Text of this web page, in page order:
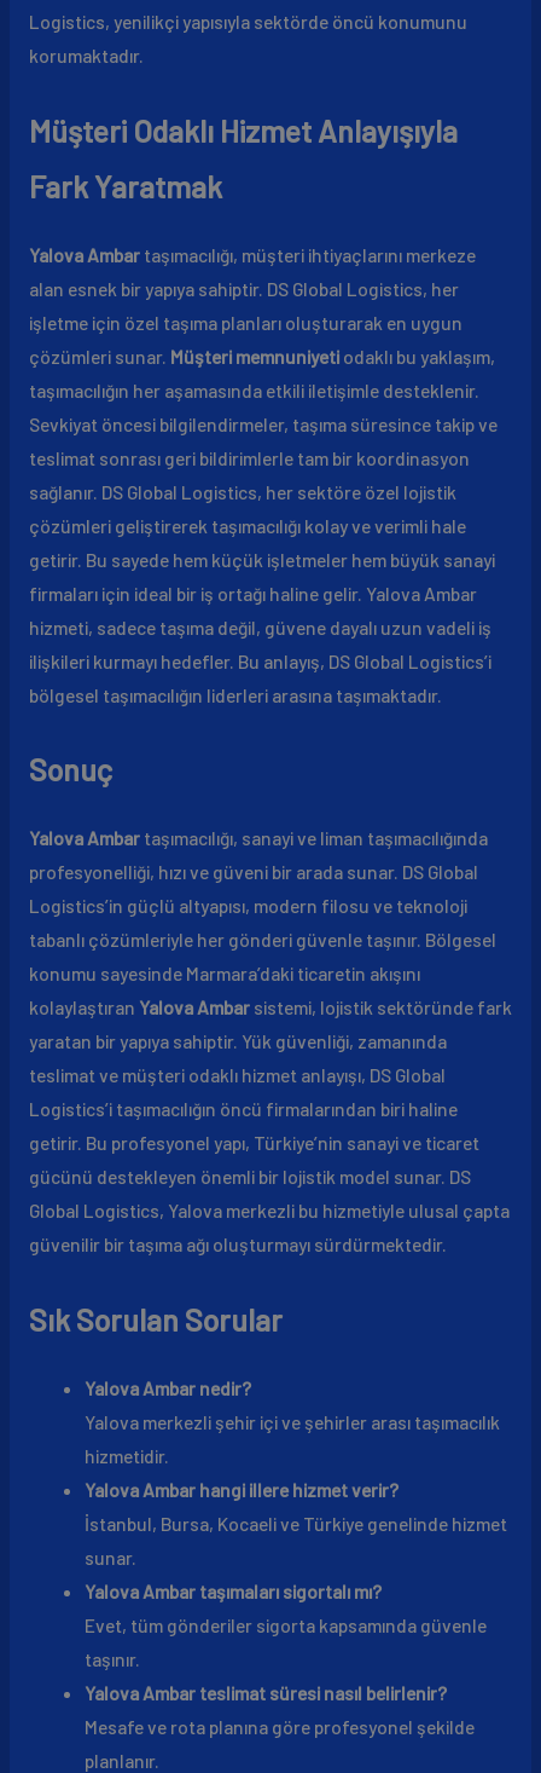
Logistics, yenilikçi yapısıyla sektörde öncü konumunu
korumaktadır.
Müşteri Odaklı Hizmet Anlayışıyla
Fark Yaratmak
Yalova Ambartaşımacılığı, müşteri ihtiyaçlarını merkeze
alan esnek bir yapıya sahiptir. DS Global Logistics, her
işletme için özel taşıma planları oluşturarak en uygun
çözümleri sunar. Müşteri memnuniyetiodaklı bu yaklaşım,
taşımacılığın her aşamasında etkili iletişimle desteklenir.
Sevkiyat öncesi bilgilendirmeler, taşıma süresince takip ve
teslimat sonrası geri bildirimlerle tam bir koordinasyon
sağlanır. DS Global Logistics, her sektöre özel lojistik
çözümleri geliştirerek taşımacılığı kolay ve verimli hale
getirir. Bu sayede hem küçük işletmeler hem büyük sanayi
firmaları için ideal bir iş ortağı haline gelir. Yalova Ambar
hizmeti, sadece taşıma değil, güvene dayalı uzun vadeli iş
ilişkileri kurmayı hedefler. Bu anlayış, DS Global Logistics’i
bölgesel taşımacılığın liderleri arasına taşımaktadır.
Sonuç
Yalova Ambartaşımacılığı, sanayi ve liman taşımacılığında
profesyonelliği, hızı ve güveni bir arada sunar. DS Global
Logistics’in güçlü altyapısı, modern filosu ve teknoloji
tabanlı çözümleriyle her gönderi güvenle taşınır. Bölgesel
konumu sayesinde Marmara’daki ticaretin akışını
kolaylaştıran Yalova Ambarsistemi, lojistik sektöründe fark
yaratan bir yapıya sahiptir. Yük güvenliği, zamanında
teslimat ve müşteri odaklı hizmet anlayışı, DS Global
Logistics’i taşımacılığın öncü firmalarından biri haline
getirir. Bu profesyonel yapı, Türkiye’nin sanayi ve ticaret
gücünü destekleyen önemli bir lojistik model sunar. DS
Global Logistics, Yalova merkezli bu hizmetiyle ulusal çapta
güvenilir bir taşıma ağı oluşturmayı sürdürmektedir.
Sık Sorulan Sorular
Yalova Ambar nedir?
Yalova merkezli şehir içi ve şehirler arası taşımacılık
hizmetidir.
Yalova Ambar hangi illere hizmet verir?
İstanbul, Bursa, Kocaeli ve Türkiye genelinde hizmet
sunar.
Yalova Ambar taşımaları sigortalı mı?
Evet, tüm gönderiler sigorta kapsamında güvenle
taşınır.
Yalova Ambar teslimat süresi nasıl belirlenir?
Mesafe ve rota planına göre profesyonel şekilde
planlanır.